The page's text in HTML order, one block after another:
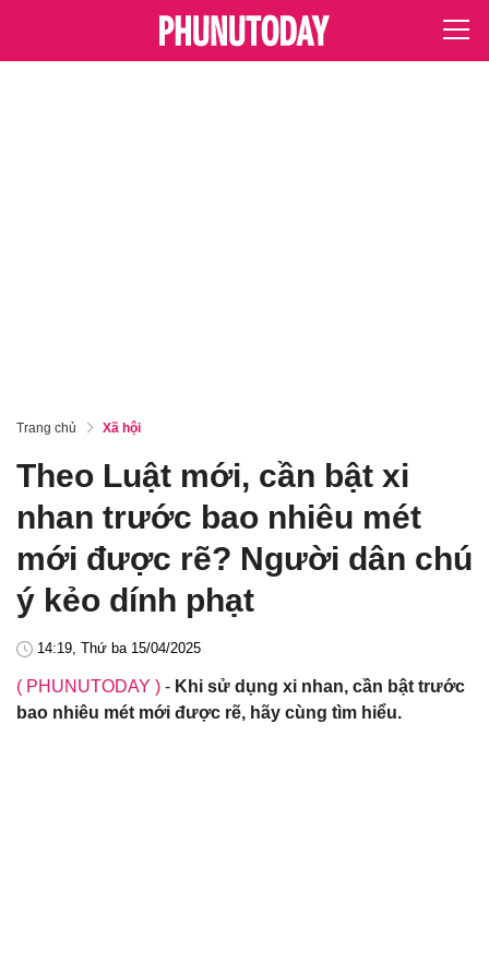
Trang chủ Xã hội
Theo Luật mới, cần bật xi
nhan trước bao nhiêu mét
mới được rẽ? Người dân chú
ý kẻo dính phạt
14:19, Thứ ba 15/04/2025
( PHUNUTODAY ) - Khi sử dụng xi nhan, cần bật trước
bao nhiêu mét mới được rẽ, hãy cùng tìm hiểu.